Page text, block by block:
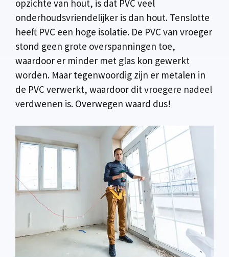
opzichte van hout, is dat PVC veel
onderhoudsvriendelijker is dan hout. Tenslotte
heeft PVC een hoge isolatie. De PVC van vroeger
stond geen grote overspanningen toe,
waardoor er minder met glas kon gewerkt
worden. Maar tegenwoordig zijn er metalen in
de PVC verwerkt, waardoor dit vroegere nadeel
verdwenen is. Overwegen waard dus!